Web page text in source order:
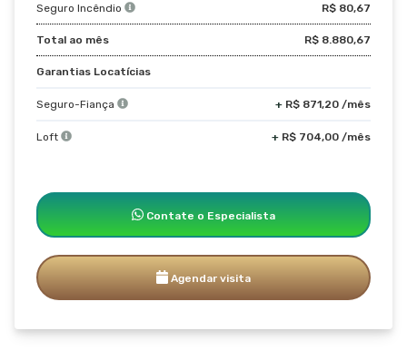
Seguro Incêndio R$ 80,67
Total ao mês R$ 8.880,67
Garantias Locatícias
Seguro-Fiança + R$ 871,20 /mês
Loft + R$ 704,00 /mês
Contate o Especialista
Agendar visita